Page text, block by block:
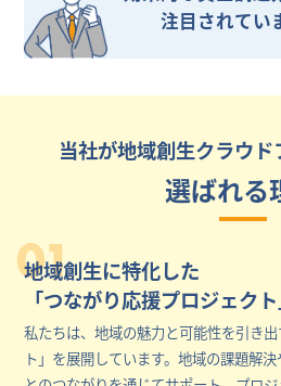
注目されてい
当社が地域創生クラウ
選ばれる
01
地域創生に特化した
「つながり応援プロジェク
私たちは、地域の魅力と可能性を引き
ト」を展開しています。地域の課題解